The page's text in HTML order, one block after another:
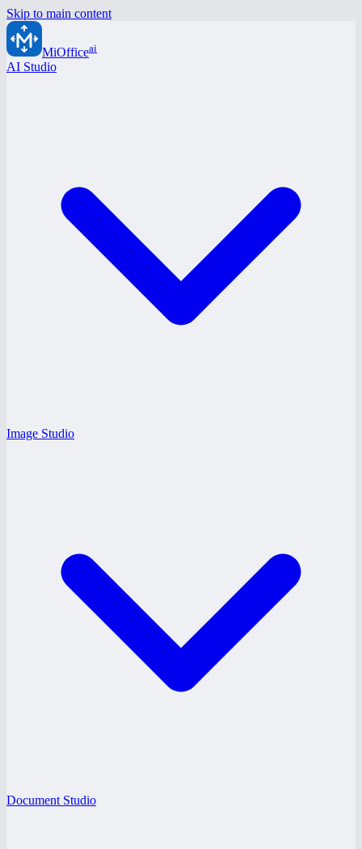
Skip to main content
MiOfficeai
AI Studio
Image Studio
Document Studio